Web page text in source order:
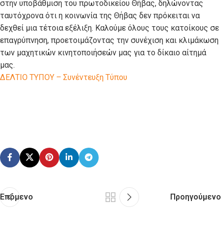
στην υποβάθμιση του πρωτοδικείου Θήβας, δηλώνοντας
ταυτόχρονα ότι η κοινωνία της Θήβας δεν πρόκειται να
δεχθεί μια τέτοια εξέλιξη. Καλούμε όλους τους κατοίκους σε
επαγρύπνηση, προετοιμάζοντας την συνέχιση και κλιμάκωση
των μαχητικών κινητοποιήσεών μας για το δίκαιο αίτημά
μας.
ΔΕΛΤΙΟ ΤΥΠΟΥ – Συνέντευξη Τύπου
Επόμενο Προηγούμενο